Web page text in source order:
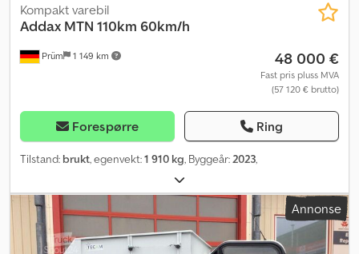
Prüm 1 149 km
Kompakt varebil
Addax MTN 110km 60km/h
48 000 €
Fast pris pluss MVA
(57 120 € brutto)
Forespørre Ring
Tilstand: brukt, egenvekt:1 910 kg, Byggeår:2023,
Annonse